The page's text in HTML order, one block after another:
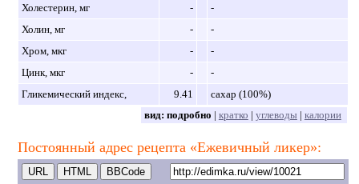
Холестерин, мг
-
-
Холин, мг
-
-
Хром, мкг
-
-
Цинк, мкг
-
-
Гликемический индекс,
9.41
сахар (100%)
вид: подробно | кратко | углеводы| калории
Постоянный адрес рецепта «Ежевичный ликер»: